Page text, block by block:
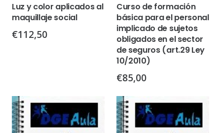
Luz y color aplicados al
maquillaje social
€112,50
Curso de formación
básica para el personal
implicado de sujetos
obligados en el sector
de seguros (art.29 Ley
10/2010)
€85,00